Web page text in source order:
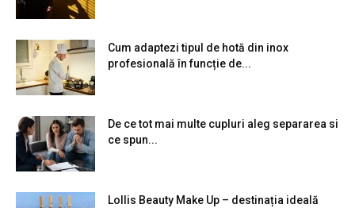
Cum adaptezi tipul de hotă din inox
profesională în funcție de...
De ce tot mai multe cupluri aleg separarea si
ce spun...
Lollis Beauty Make Up – destinația ideală